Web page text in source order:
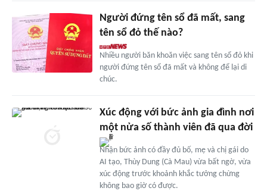
Người đứng tên sổ đã mất, sang
tên sổ đỏ thế nào?
Nhiều người băn khoăn việc sang tên sổ đỏ khi
người đứng tên sổ đã mất và không để lại di
chúc.
Xúc động với bức ảnh gia đình nơi
một nửa số thành viên đã qua đời
Nhận bức ảnh có đầy đủ bố, mẹ và chị gái do
AI tạo, Thùy Dung (Cà Mau) vừa bất ngờ, vừa
xúc động trước khoảnh khắc tưởng chừng
không bao giờ có được.